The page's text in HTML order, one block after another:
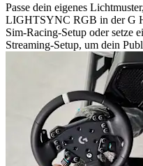
Passe dein eigenes
LIGHTSYNC RGB in der G
Sim-Racing-Setup oder setze
Streaming-Setup, um dein